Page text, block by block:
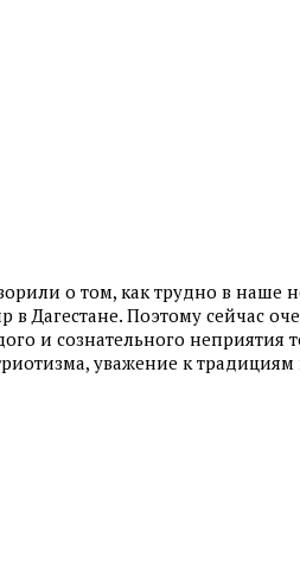
о том, как трудно в наше
в Дагестане. Поэтому сейчас
и сознательного неприятия
уважение к